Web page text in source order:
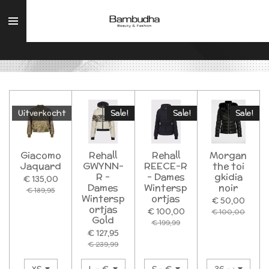
direct
hoofdinhoud
Uitverkocht
Giacomo
Jaquard
€ 135,00
€ 189,95
Sale!
Rehall
GWYNN-
R -
Dames
Wintersp
ortjas
Gold
€ 127,95
€ 239,99
Sale!
Rehall
REECE-R
- Dames
Wintersp
ortjas
€ 100,00
€ 199,99
Sale!
Morgan
the toi
gkidia
noir
€ 50,00
€ 100,00